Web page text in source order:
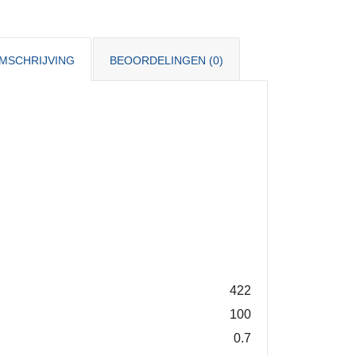
BEOORDELINGEN (0)
422
100
0.7